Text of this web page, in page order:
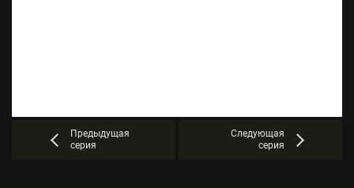
Предыдущая
серия
Следующая
серия